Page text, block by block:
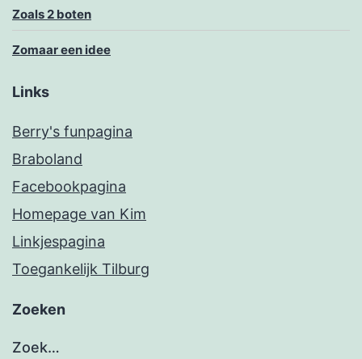
Zoals 2 boten
Zomaar een idee
Links
Berry's funpagina
Braboland
Facebookpagina
Homepage van Kim
Linkjespagina
Toegankelijk Tilburg
Zoeken
Zoek…